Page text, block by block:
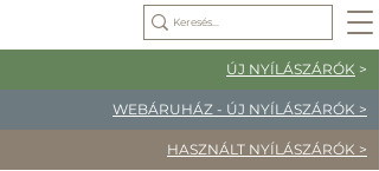
ÚJ NYÍLÁSZÁRÓK >
WEBÁRUHÁZ - ÚJ NYÍLÁSZÁRÓK >
HASZNÁLT NYÍLÁSZÁRÓK >